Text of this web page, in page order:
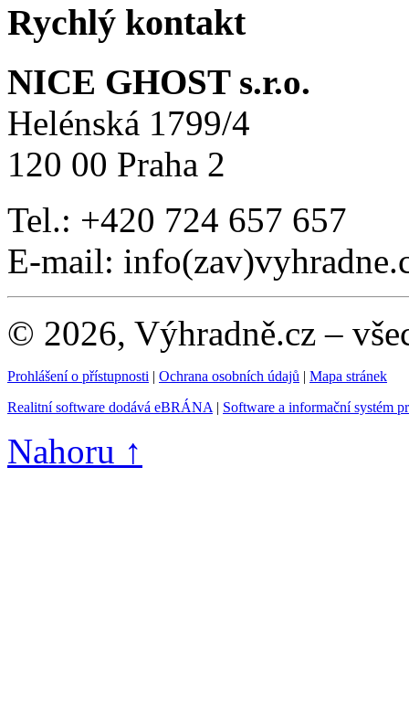
Rychlý kontakt
NICE GHOST s.r.o.
Helénská 1799/4
120 00 Praha 2
Tel.: +420 724 657 657
E-mail:
© 2026, Výhradně.cz –
Prohlášení o přístupnosti | Ochrana osobních údajů | Mapa stránek
Realitní software dodává eBRÁNA | Software a informační systém
Nahoru ↑